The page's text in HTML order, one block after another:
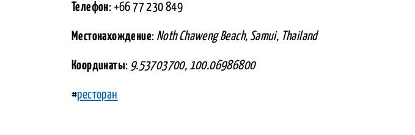
Телефон: +66 77 230 849
Местонахождение: Noth Chaweng Beach, Samui, Thailand
Координаты: 9.53703700, 100.06986800
#ресторан